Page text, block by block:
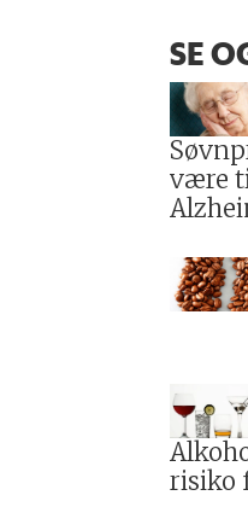
SE
være
risiko